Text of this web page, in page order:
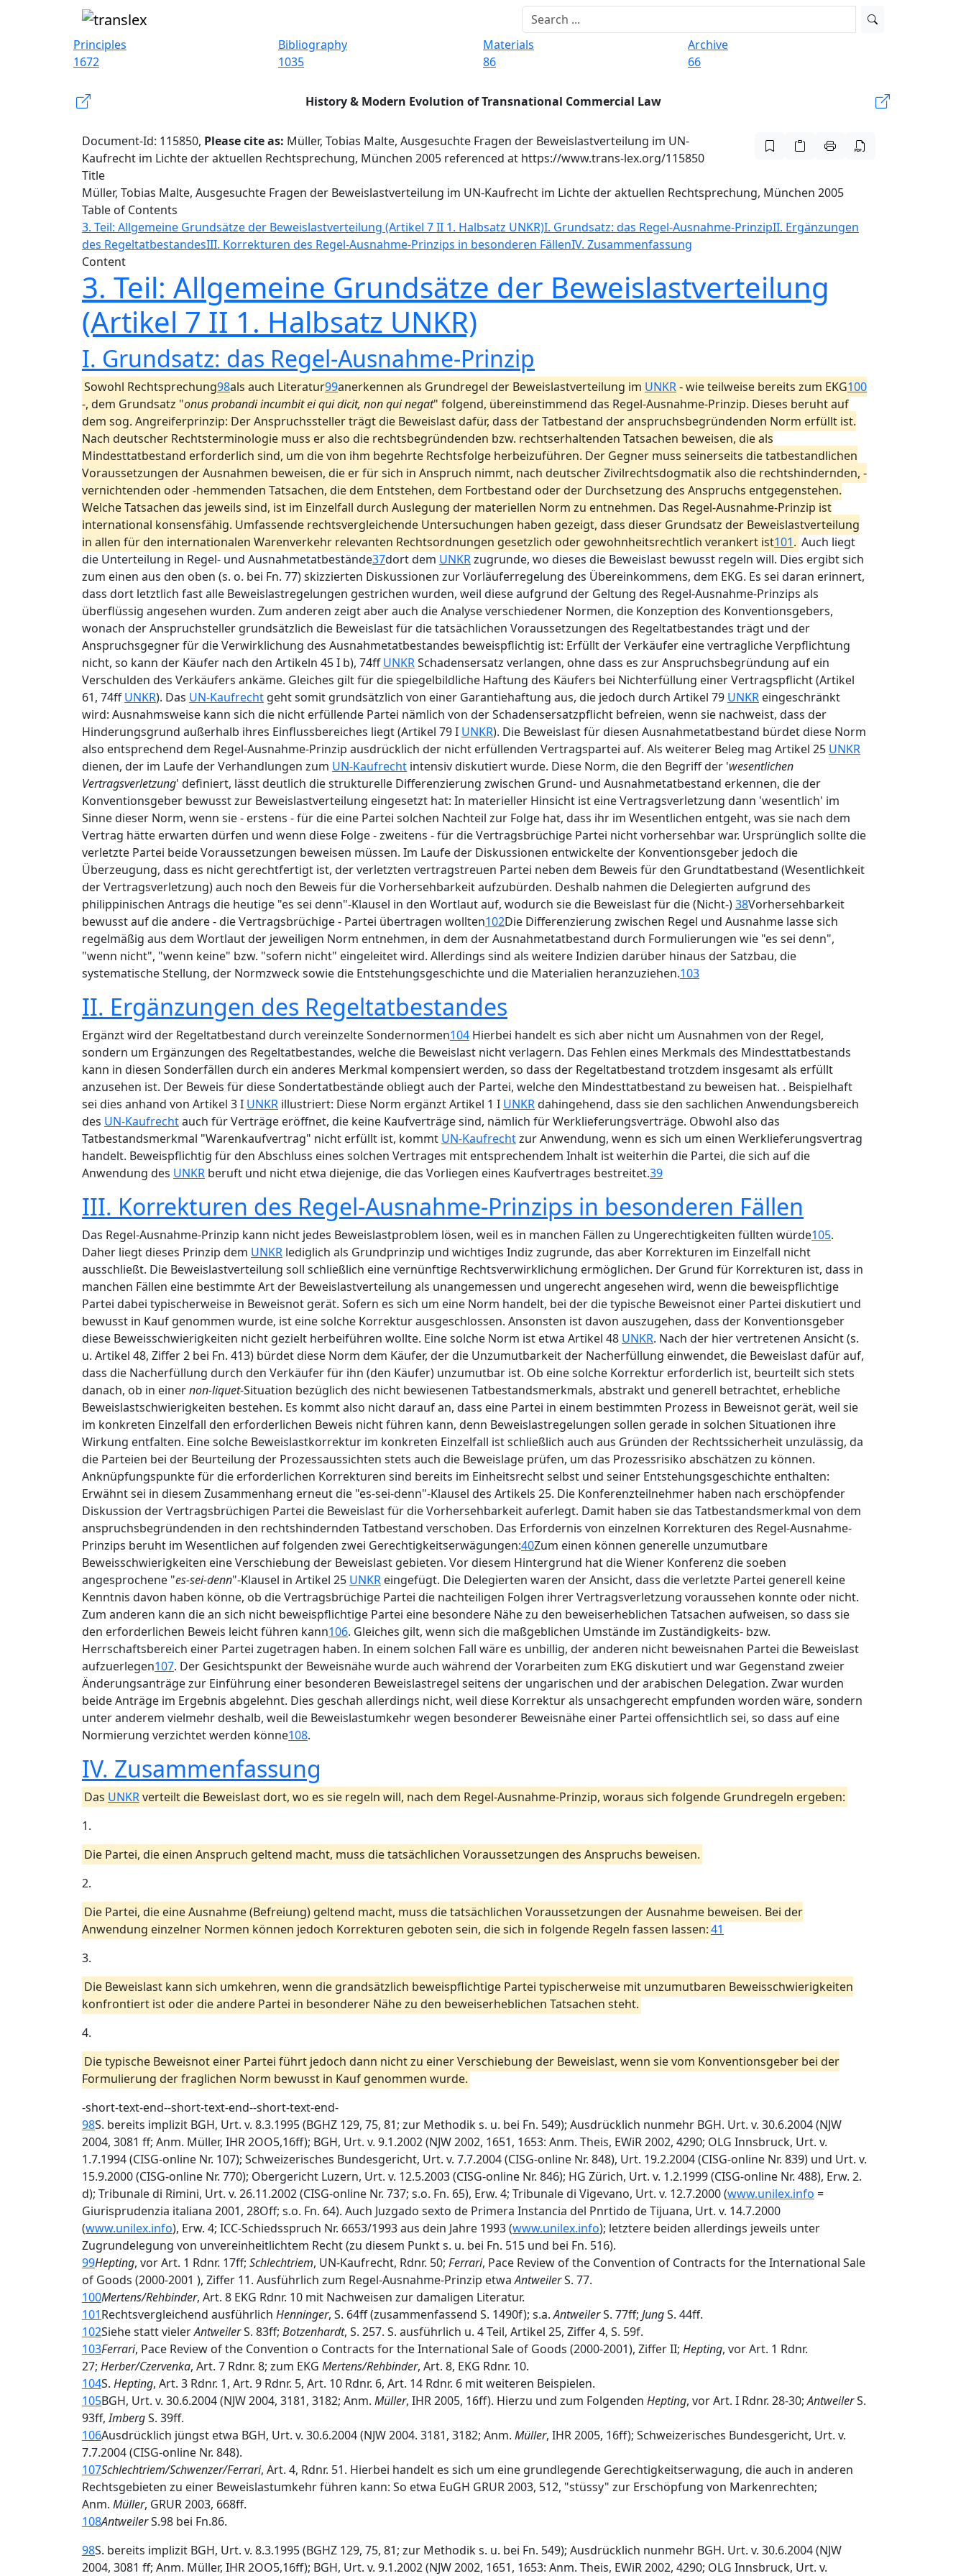
Principles
1672
Bibliography
1035
Materials
86
Archive
66
History & Modern Evolution of Transnational Commercial Law
Document-Id: 115850, Please cite as: Müller, Tobias Malte, Ausgesuchte Fragen der Beweislastverteilung im UN-
Kaufrecht im Lichte der aktuellen Rechtsprechung, München 2005 referenced at https://www.trans-lex.org/115850
Title
Müller, Tobias Malte, Ausgesuchte Fragen der Beweislastverteilung im UN-Kaufrecht im Lichte der aktuellen Rechtsprechung, München 2005
Table of Contents
3. Teil: Allgemeine Grundsätze der Beweislastverteilung (Artikel 7 II 1. Halbsatz UNKR)I. Grundsatz: das Regel-Ausnahme-PrinzipII. Ergänzungen
des RegeltatbestandesIII. Korrekturen des Regel-Ausnahme-Prinzips in besonderen FällenIV. Zusammenfassung
Content
3. Teil: Allgemeine Grundsätze der Beweislastverteilung
(Artikel 7 II 1. Halbsatz UNKR)
I. Grundsatz: das Regel-Ausnahme-Prinzip
Sowohl Rechtsprechung98als auch Literatur99anerkennen als Grundregel der Beweislastverteilung im UNKR- wie teilweise bereits zum EKG100
-, dem Grundsatz "onus probandi incumbit ei qui dicit, non qui negat" folgend, übereinstimmend das Regel-Ausnahme-Prinzip. Dieses beruht auf
dem sog. Angreiferprinzip: Der Anspruchssteller trägt die Beweislast dafür, dass der Tatbestand der anspruchsbegründenden Norm erfüllt ist.
Nach deutscher Rechtsterminologie muss er also die rechtsbegründenden bzw. rechtserhaltenden Tatsachen beweisen, die als
Mindesttatbestand erforderlich sind, um die von ihm begehrte Rechtsfolge herbeizuführen. Der Gegner muss seinerseits die tatbestandlichen
Voraussetzungen der Ausnahmen beweisen, die er für sich in Anspruch nimmt, nach deutscher Zivilrechtsdogmatik also die rechtshindernden, -
vernichtenden oder -hemmenden Tatsachen, die dem Entstehen, dem Fortbestand oder der Durchsetzung des Anspruchs entgegenstehen.
Welche Tatsachen das jeweils sind, ist im Einzelfall durch Auslegung der materiellen Norm zu entnehmen. Das Regel-Ausnahme-Prinzip ist
international konsensfähig. Umfassende rechtsvergleichende Untersuchungen haben gezeigt, dass dieser Grundsatz der Beweislastverteilung
in allen für den internationalen Warenverkehr relevanten Rechtsordnungen gesetzlich oder gewohnheitsrechtlich verankert ist101. Auch liegt
die Unterteilung in Regel- und Ausnahmetatbestände37dort dem UNKRzugrunde, wo dieses die Beweislast bewusst regeln will. Dies ergibt sich
zum einen aus den oben (s. o. bei Fn. 77) skizzierten Diskussionen zur Vorläuferregelung des Übereinkommens, dem EKG. Es sei daran erinnert,
dass dort letztlich fast alle Beweislastregelungen gestrichen wurden, weil diese aufgrund der Geltung des Regel-Ausnahme-Prinzips als
überflüssig angesehen wurden. Zum anderen zeigt aber auch die Analyse verschiedener Normen, die Konzeption des Konventionsgebers,
wonach der Anspruchsteller grundsätzlich die Beweislast für die tatsächlichen Voraussetzungen des Regeltatbestandes trägt und der
Anspruchsgegner für die Verwirklichung des Ausnahmetatbestandes beweispflichtig ist: Erfüllt der Verkäufer eine vertragliche Verpflichtung
nicht, so kann der Käufer nach den Artikeln 45 I b), 74ffUNKRSchadensersatz verlangen, ohne dass es zur Anspruchsbegründung auf ein
Verschulden des Verkäufers ankäme. Gleiches gilt für die spiegelbildliche Haftung des Käufers bei Nichterfüllung einer Vertragspflicht (Artikel
61, 74ffUNKR). Das UN-Kaufrecht geht somit grundsätzlich von einer Garantiehaftung aus, die jedoch durch Artikel 79 UNKR eingeschränkt
wird: Ausnahmsweise kann sich die nicht erfüllende Partei nämlich von der Schadensersatzpflicht befreien, wenn sie nachweist, dass der
Hinderungsgrund außerhalb ihres Einflussbereiches liegt (Artikel 79 I UNKR). Die Beweislast für diesen Ausnahmetatbestand bürdet diese Norm
also entsprechend dem Regel-Ausnahme-Prinzip ausdrücklich der nicht erfüllenden Vertragspartei auf. Als weiterer Beleg mag Artikel 25 UNKR
dienen, der im Laufe der Verhandlungen zum UN-Kaufrecht intensiv diskutiert wurde. Diese Norm, die den Begriff der 'wesentlichen
Vertragsverletzung' definiert, lässt deutlich die strukturelle Differenzierung zwischen Grund- und Ausnahmetatbestand erkennen, die der
Konventionsgeber bewusst zur Beweislastverteilung eingesetzt hat: In materieller Hinsicht ist eine Vertragsverletzung dann 'wesentlich' im
Sinne dieser Norm, wenn sie - erstens - für die eine Partei solchen Nachteil zur Folge hat, dass ihr im Wesentlichen entgeht, was sie nach dem
Vertrag hätte erwarten dürfen und wenn diese Folge - zweitens - für die Vertragsbrüchige Partei nicht vorhersehbar war. Ursprünglich sollte die
verletzte Partei beide Voraussetzungen beweisen müssen. Im Laufe der Diskussionen entwickelte der Konventionsgeber jedoch die
Überzeugung, dass es nicht gerechtfertigt ist, der verletzten vertragstreuen Partei neben dem Beweis für den Grundtatbestand (Wesentlichkeit
der Vertragsverletzung) auch noch den Beweis für die Vorhersehbarkeit aufzubürden. Deshalb nahmen die Delegierten aufgrund des
philippinischen Antrags die heutige "es sei denn"-Klausel in den Wortlaut auf, wodurch sie die Beweislast für die (Nicht-)38Vorhersehbarkeit
bewusst auf die andere - die Vertragsbrüchige - Partei übertragen wollten102Die Differenzierung zwischen Regel und Ausnahme lasse sich
regelmäßig aus dem Wortlaut der jeweiligen Norm entnehmen, in dem der Ausnahmetatbestand durch Formulierungen wie "es sei denn",
"wenn nicht", "wenn keine" bzw. "sofern nicht" eingeleitet wird. Allerdings sind als weitere Indizien darüber hinaus der Satzbau, die
systematische Stellung, der Normzweck sowie die Entstehungsgeschichte und die Materialien heranzuziehen.103
II. Ergänzungen des Regeltatbestandes
Ergänzt wird der Regeltatbestand durch vereinzelte Sondernormen104 Hierbei handelt es sich aber nicht um Ausnahmen von der Regel,
sondern um Ergänzungen des Regeltatbestandes, welche die Beweislast nicht verlagern. Das Fehlen eines Merkmals des Mindesttatbestands
kann in diesen Sonderfällen durch ein anderes Merkmal kompensiert werden, so dass der Regeltatbestand trotzdem insgesamt als erfüllt
anzusehen ist. Der Beweis für diese Sondertatbestände obliegt auch der Partei, welche den Mindesttatbestand zu beweisen hat. . Beispielhaft
sei dies anhand von Artikel 3 I UNKR illustriert: Diese Norm ergänzt Artikel 1 I UNKRdahingehend, dass sie den sachlichen Anwendungsbereich
des UN-Kaufrechtauch für Verträge eröffnet, die keine Kaufverträge sind, nämlich für Werklieferungsverträge. Obwohl also das
Tatbestandsmerkmal "Warenkaufvertrag" nicht erfüllt ist, kommt UN-Kaufrechtzur Anwendung, wenn es sich um einen Werklieferungsvertrag
handelt. Beweispflichtig für den Abschluss eines solchen Vertrages mit entsprechendem Inhalt ist weiterhin die Partei, die sich auf die
Anwendung des UNKR beruft und nicht etwa diejenige, die das Vorliegen eines Kaufvertrages bestreitet.39
III. Korrekturen des Regel-Ausnahme-Prinzips in besonderen Fällen
Das Regel-Ausnahme-Prinzip kann nicht jedes Beweislastproblem lösen, weil es in manchen Fällen zu Ungerechtigkeiten füllten würde105.
Daher liegt dieses Prinzip dem UNKR lediglich als Grundprinzip und wichtiges Indiz zugrunde, das aber Korrekturen im Einzelfall nicht
ausschließt. Die Beweislastverteilung soll schließlich eine vernünftige Rechtsverwirklichung ermöglichen. Der Grund für Korrekturen ist, dass in
manchen Fällen eine bestimmte Art der Beweislastverteilung als unangemessen und ungerecht angesehen wird, wenn die beweispflichtige
Partei dabei typischerweise in Beweisnot gerät. Sofern es sich um eine Norm handelt, bei der die typische Beweisnot einer Partei diskutiert und
bewusst in Kauf genommen wurde, ist eine solche Korrektur ausgeschlossen. Ansonsten ist davon auszugehen, dass der Konventionsgeber
diese Beweisschwierigkeiten nicht gezielt herbeiführen wollte. Eine solche Norm ist etwa Artikel 48 UNKR. Nach der hier vertretenen Ansicht (s.
u. Artikel 48, Ziffer 2 bei Fn. 413) bürdet diese Norm dem Käufer, der die Unzumutbarkeit der Nacherfüllung einwendet, die Beweislast dafür auf,
dass die Nacherfüllung durch den Verkäufer für ihn (den Käufer) unzumutbar ist. Ob eine solche Korrektur erforderlich ist, beurteilt sich stets
danach, ob in einernon-liquet-Situation bezüglich des nicht bewiesenen Tatbestandsmerkmals, abstrakt und generell betrachtet, erhebliche
Beweislastschwierigkeiten bestehen. Es kommt also nicht darauf an, dass eine Partei in einem bestimmten Prozess in Beweisnot gerät, weil sie
im konkreten Einzelfall den erforderlichen Beweis nicht führen kann, denn Beweislastregelungen sollen gerade in solchen Situationen ihre
Wirkung entfalten. Eine solche Beweislastkorrektur im konkreten Einzelfall ist schließlich auch aus Gründen der Rechtssicherheit unzulässig, da
die Parteien bei der Beurteilung der Prozessaussichten stets auch die Beweislage prüfen, um das Prozessrisiko abschätzen zu können.
Anknüpfungspunkte für die erforderlichen Korrekturen sind bereits im Einheitsrecht selbst und seiner Entstehungsgeschichte enthalten:
Erwähnt sei in diesem Zusammenhang erneut die "es-sei-denn"-Klausel des Artikels 25. Die Konferenzteilnehmer haben nach erschöpfender
Diskussion der Vertragsbrüchigen Partei die Beweislast für die Vorhersehbarkeit auferlegt. Damit haben sie das Tatbestandsmerkmal von dem
anspruchsbegründenden in den rechtshindernden Tatbestand verschoben. Das Erfordernis von einzelnen Korrekturen des Regel-Ausnahme-
Prinzips beruht im Wesentlichen auf folgenden zwei Gerechtigkeitserwägungen:40Zum einen können generelle unzumutbare
Beweisschwierigkeiten eine Verschiebung der Beweislast gebieten. Vor diesem Hintergrund hat die Wiener Konferenz die soeben
angesprochene "es-sei-denn"-Klausel in Artikel 25 UNKR eingefügt. Die Delegierten waren der Ansicht, dass die verletzte Partei generell keine
Kenntnis davon haben könne, ob die Vertragsbrüchige Partei die nachteiligen Folgen ihrer Vertragsverletzung voraussehen konnte oder nicht.
Zum anderen kann die an sich nicht beweispflichtige Partei eine besondere Nähe zu den beweiserheblichen Tatsachen aufweisen, so dass sie
den erforderlichen Beweis leicht führen kann106. Gleiches gilt, wenn sich die maßgeblichen Umstände im Zuständigkeits- bzw.
Herrschaftsbereich einer Partei zugetragen haben. In einem solchen Fall wäre es unbillig, der anderen nicht beweisnahen Partei die Beweislast
aufzuerlegen107. Der Gesichtspunkt der Beweisnähe wurde auch während der Vorarbeiten zum EKG diskutiert und war Gegenstand zweier
Änderungsanträge zur Einführung einer besonderen Beweislastregel seitens der ungarischen und der arabischen Delegation. Zwar wurden
beide Anträge im Ergebnis abgelehnt. Dies geschah allerdings nicht, weil diese Korrektur als unsachgerecht empfunden worden wäre, sondern
unter anderem vielmehr deshalb, weil die Beweislastumkehr wegen besonderer Beweisnähe einer Partei offensichtlich sei, so dass auf eine
Normierung verzichtet werden könne108.
IV. Zusammenfassung
Das UNKRverteilt die Beweislast dort, wo es sie regeln will, nach dem Regel-Ausnahme-Prinzip, woraus sich folgende Grundregeln ergeben:
1.
Die Partei, die einen Anspruch geltend macht, muss die tatsächlichen Voraussetzungen des Anspruchs beweisen.
2.
Die Partei, die eine Ausnahme (Befreiung) geltend macht, muss die tatsächlichen Voraussetzungen der Ausnahme beweisen. Bei der
Anwendung einzelner Normen können jedoch Korrekturen geboten sein, die sich in folgende Regeln fassen lassen:41
3.
Die Beweislast kann sich umkehren, wenn die grandsätzlich beweispflichtige Partei typischerweise mit unzumutbaren Beweisschwierigkeiten
konfrontiert ist oder die andere Partei in besonderer Nähe zu den beweiserheblichen Tatsachen steht.
4.
Die typische Beweisnot einer Partei führt jedoch dann nicht zu einer Verschiebung der Beweislast, wenn sie vom Konventionsgeber bei der
Formulierung der fraglichen Norm bewusst in Kauf genommen wurde.
-short-text-end--short-text-end--short-text-end-
98S. bereits implizit BGH, Urt. v. 8.3.1995 (BGHZ 129, 75, 81; zur Methodik s. u. bei Fn. 549); Ausdrücklich nunmehr BGH. Urt. v. 30.6.2004 (NJW
2004, 3081 ff; Anm. Müller, IHR 2OO5,16ff); BGH, Urt. v. 9.1.2002 (NJW 2002, 1651, 1653: Anm. Theis, EWiR 2002, 4290; OLG Innsbruck, Urt. v.
1.7.1994 (CISG-online Nr. 107); Schweizerisches Bundesgericht, Urt. v. 7.7.2004 (CISG-online Nr. 848), Urt. 19.2.2004 (CISG-online Nr. 839) und Urt. v.
15.9.2000 (CISG-online Nr. 770); Obergericht Luzern, Urt. v. 12.5.2003 (CISG-online Nr. 846); HG Zürich, Urt. v. 1.2.1999 (CISG-online Nr. 488), Erw. 2.
d); Tribunale di Rimini, Urt. v. 26.11.2002 (CISG-online Nr. 737; s.o. Fn. 65), Erw. 4; Tribunale di Vigevano, Urt. v. 12.7.2000 (www.unilex.info =
Giurisprudenzia italiana 2001, 28Off; s.o. Fn. 64). Auch Juzgado sexto de Primera Instancia del Pnrtido de Tijuana, Urt. v. 14.7.2000
(www.unilex.info), Erw. 4; ICC-Schiedsspruch Nr. 6653/1993 aus dein Jahre 1993 (www.unilex.info); letztere beiden allerdings jeweils unter
Zugrundelegung von unvereinheitlichtem Recht (zu diesem Punkt s. u. bei Fn. 515 und bei Fn. 516).
99Hepting, vor Art. 1 Rdnr. 17ff; Schlechtriem, UN-Kaufrecht, Rdnr. 50; Ferrari, Pace Review of the Convention of Contracts for the International Sale
of Goods (2000-2001 ), Ziffer 11. Ausführlich zum Regel-Ausnahme-Prinzip etwaAntweilerS. 77.
100Mertens/Rehbinder, Art. 8 EKG Rdnr. 10 mit Nachweisen zur damaligen Literatur.
101Rechtsvergleichend ausführlich Henninger, S. 64ff (zusammenfassend S. 1490f); s.a.AntweilerS. 77ff; JungS. 44ff.
102Siehe statt vielerAntweilerS. 83ff; Botzenhardt, S. 257. S. ausführlich u. 4 Teil, Artikel 25, Ziffer 4, S. 59f.
103Ferrari, Pace Review of the Convention o Contracts for the International Sale of Goods (2000-2001), Ziffer II; Hepting, vor Art. 1 Rdnr.
27; Herber/Czervenka, Art. 7 Rdnr. 8; zum EKG Mertens/Rehbinder, Art. 8, EKG Rdnr. 10.
104S. Hepting, Art. 3 Rdnr. 1, Art. 9 Rdnr. 5, Art. 10 Rdnr. 6, Art. 14 Rdnr. 6 mit weiteren Beispielen.
105BGH, Urt. v. 30.6.2004 (NJW 2004, 3181, 3182; Anm. Müller, IHR 2005, 16ff). Hierzu und zum Folgenden Hepting, vor Art. I Rdnr. 28-30;AntweilerS.
93ff,ImbergS. 39ff.
106Ausdrücklich jüngst etwa BGH, Urt. v. 30.6.2004 (NJW 2004. 3181, 3182; Anm. Müller, IHR 2005, 16ff); Schweizerisches Bundesgericht, Urt. v.
7.7.2004 (CISG-online Nr. 848).
107Schlechtriem/Schwenzer/Ferrari, Art. 4, Rdnr. 51. Hierbei handelt es sich um eine grundlegende Gerechtigkeitserwagung, die auch in anderen
Rechtsgebieten zu einer Beweislastumkehr führen kann: So etwa EuGH GRUR 2003, 512, "stüssy" zur Erschöpfung von Markenrechten;
Anm. Müller, GRUR 2003, 668ff.
108AntweilerS.98 bei Fn.86.
98S. bereits implizit BGH, Urt. v. 8.3.1995 (BGHZ 129, 75, 81; zur Methodik s. u. bei Fn. 549); Ausdrücklich nunmehr BGH. Urt. v. 30.6.2004 (NJW
2004, 3081 ff; Anm. Müller, IHR 2OO5,16ff); BGH, Urt. v. 9.1.2002 (NJW 2002, 1651, 1653: Anm. Theis, EWiR 2002, 4290; OLG Innsbruck, Urt. v.